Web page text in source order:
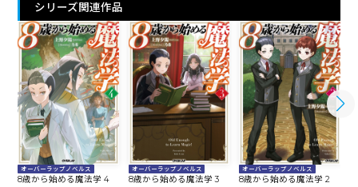
シリーズ関連作品
オーバーラップノベルス
8歳から始める魔法学 4
オーバーラップノベルス
8歳から始める魔法学 3
オーバーラップノベルス
8歳から始める魔法学 2